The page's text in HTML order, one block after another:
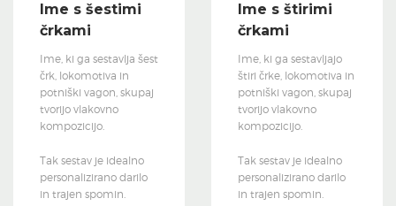
Ime s šestimi
črkami
Ime, ki ga sestavlja šest
črk, lokomotiva in
potniški vagon, skupaj
tvorijo vlakovno
kompozicijo.
Tak sestav je idealno
personalizirano darilo
in trajen spomin.
Ime s štirimi
črkami
Ime, ki ga sestavljajo
štiri črke, lokomotiva in
potniški vagon, skupaj
tvorijo vlakovno
kompozicijo.
Tak sestav je idealno
personalizirano darilo
in trajen spomin.